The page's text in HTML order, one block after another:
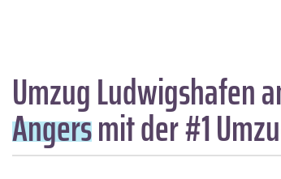
Umzug Ludwigshafen
Angersmit der #1